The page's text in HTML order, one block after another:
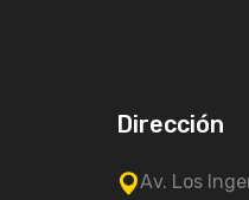
Dirección
Av. Los